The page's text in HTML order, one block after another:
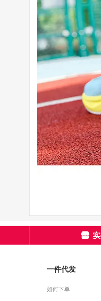
一件代发
如何下单